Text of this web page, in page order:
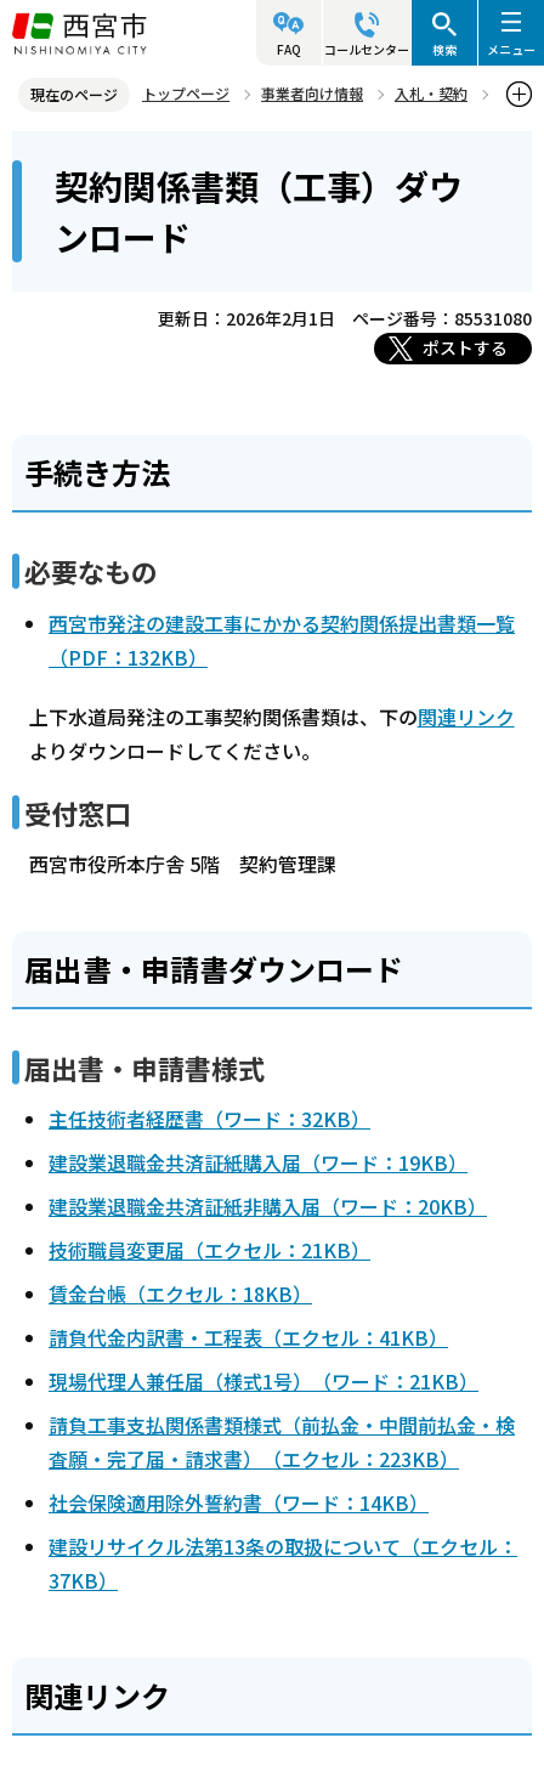
こ
の
ジ
頭
FAQ コールセンター 検索 メニュー
現在のページ トップページ 事業者向け情報
入札・契約
契約関係書類（工事）ダウ
ンロード
更新日：2026年2月1日
ページ番号：85531080
ポストする
手続き方法
必要なもの
西宮市発注の建設工事にかかる契約関係提出書類一覧
（PDF：132KB）
上下水道局発注の工事契約関係書類は、下の関連リンク
よりダウンロードしてください。
受付窓口
西宮市役所本庁舎 5階 契約管理課
届出書・申請書ダウンロード
届出書・申請書様式
主任技術者経歴書（ワード：32KB）
建設業退職金共済証紙購入届（ワード：19KB）
建設業退職金共済証紙非購入届（ワード：20KB）
技術職員変更届（エクセル：21KB）
賃金台帳（エクセル：18KB）
請負代金内訳書・工程表（エクセル：41KB）
現場代理人兼任届（様式1号）（ワード：21KB）
請負工事支払関係書類様式（前払金・中間前払金・検
査願・完了届・請求書）（エクセル：223KB）
社会保険適用除外誓約書（ワード：14KB）
建設リサイクル法第13条の取扱について（エクセル：
37KB）
関連リンク